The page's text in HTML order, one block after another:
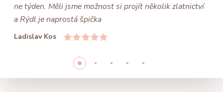
ne týden. Měli jsme možnost si projít několik zlatnictví
a Rýdl je naprostá špička
Ladislav Kos